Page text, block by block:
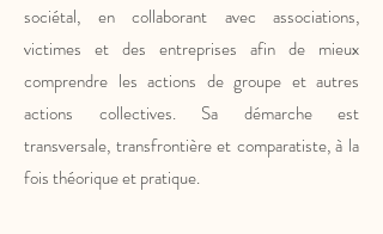
sociétal, en collaborant avec associations,
victimes et des entreprises afin de mieux
comprendre les actions de groupe et autres
actions collectives. Sa démarche est
transversale, transfrontière et comparatiste, à la
fois théorique et pratique.